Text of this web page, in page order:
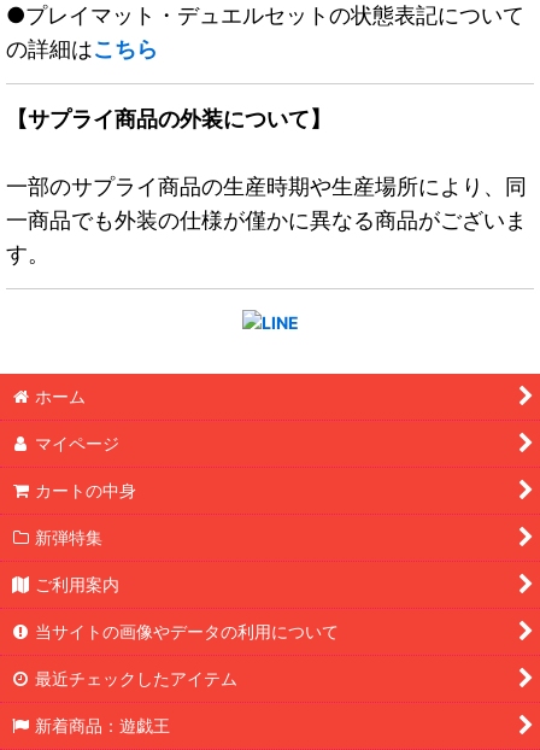
●プレイマット・デュエルセットの状態表記について
の詳細はこちら
【サプライ商品の外装について】
一部のサプライ商品の生産時期や生産場所により、同
一商品でも外装の仕様が僅かに異なる商品がございま
す。
ホーム
マイページ
カートの中身
新弾特集
ご利用案内
当サイトの画像やデータの利用について
最近チェックしたアイテム
新着商品：遊戯王